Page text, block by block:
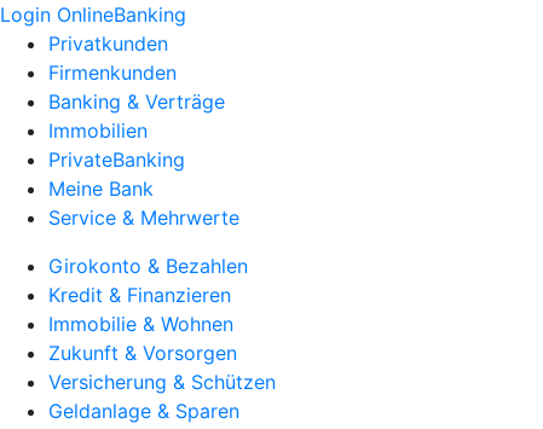
Login OnlineBanking
Privatkunden
Firmenkunden
Banking & Verträge
Immobilien
PrivateBanking
Meine Bank
Service & Mehrwerte
Girokonto & Bezahlen
Kredit & Finanzieren
Immobilie & Wohnen
Zukunft & Vorsorgen
Versicherung & Schützen
Geldanlage & Sparen